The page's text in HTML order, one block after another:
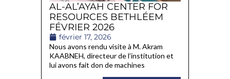
AL-AL’AYAH CENTER FOR
RESOURCES BETHLÉEM
FÉVRIER 2026
février 17, 2026
Nous avons rendu visite à M. Akram
KAABNEH, directeur de l’institution et
lui avons fait don de machines